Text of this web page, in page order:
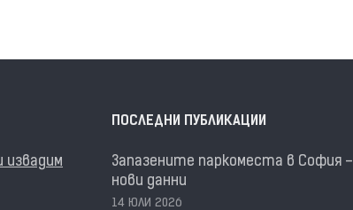
извадим
ПОСЛЕДНИ ПУБЛИКАЦИИ
Запазените паркоместа в София –
нови данни
14 ЮЛИ 2026